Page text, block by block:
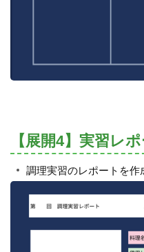
【展開4】実習レ
調理実習のレポートを作